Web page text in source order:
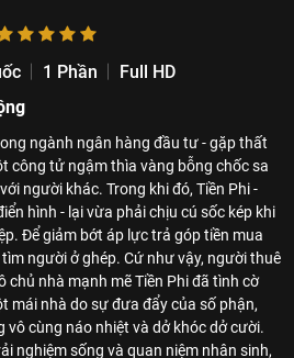
1 Phần
Full HD
ngành ngân hàng đầu tư - gặp thất
công tử ngậm thìa vàng bỗng chốc sa
người khác. Trong khi đó, Tiền Phi -
hình - lại vừa phải chịu cú sốc kép khi
Để giảm bớt áp lực trả góp tiền mua
người ở ghép. Cứ như vậy, người thuê
chủ nhà mạnh mẽ Tiền Phi đã tình cờ
mái nhà do sự đưa đẩy của số phận,
vô cùng náo nhiệt và dở khóc dở cười.
nghiệm sống và quan niệm nhân sinh,